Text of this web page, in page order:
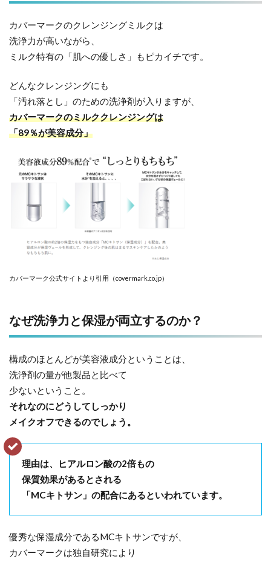
カバーマークのクレンジングミルクは
洗浄力が高いながら、
ミルク特有の「肌への優しさ」もピカイチです。
どんなクレンジングにも
「汚れ落とし」のための洗浄剤が入りますが、
カバーマークのミルククレンジングは
「89％が美容成分」
カバーマーク公式サイトより引用（covermark.co.jp）
なぜ洗浄力と保湿が両立するのか？
構成のほとんどが美容液成分ということは、
洗浄剤の量が他製品と比べて
少ないということ。
それなのにどうしてしっかり
メイクオフできるのでしょう。
理由は、ヒアルロン酸の2倍もの
保質効果があるとされる
「MCキトサン」の配合にあるといわれています。
優秀な保湿成分であるMCキトサンですが、
カバーマークは独自研究により